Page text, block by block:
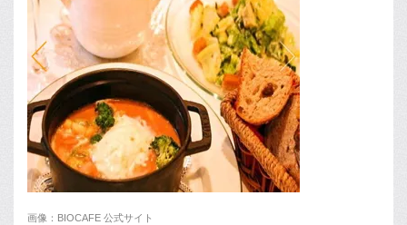
画像：BIOCAFE 公式サイト